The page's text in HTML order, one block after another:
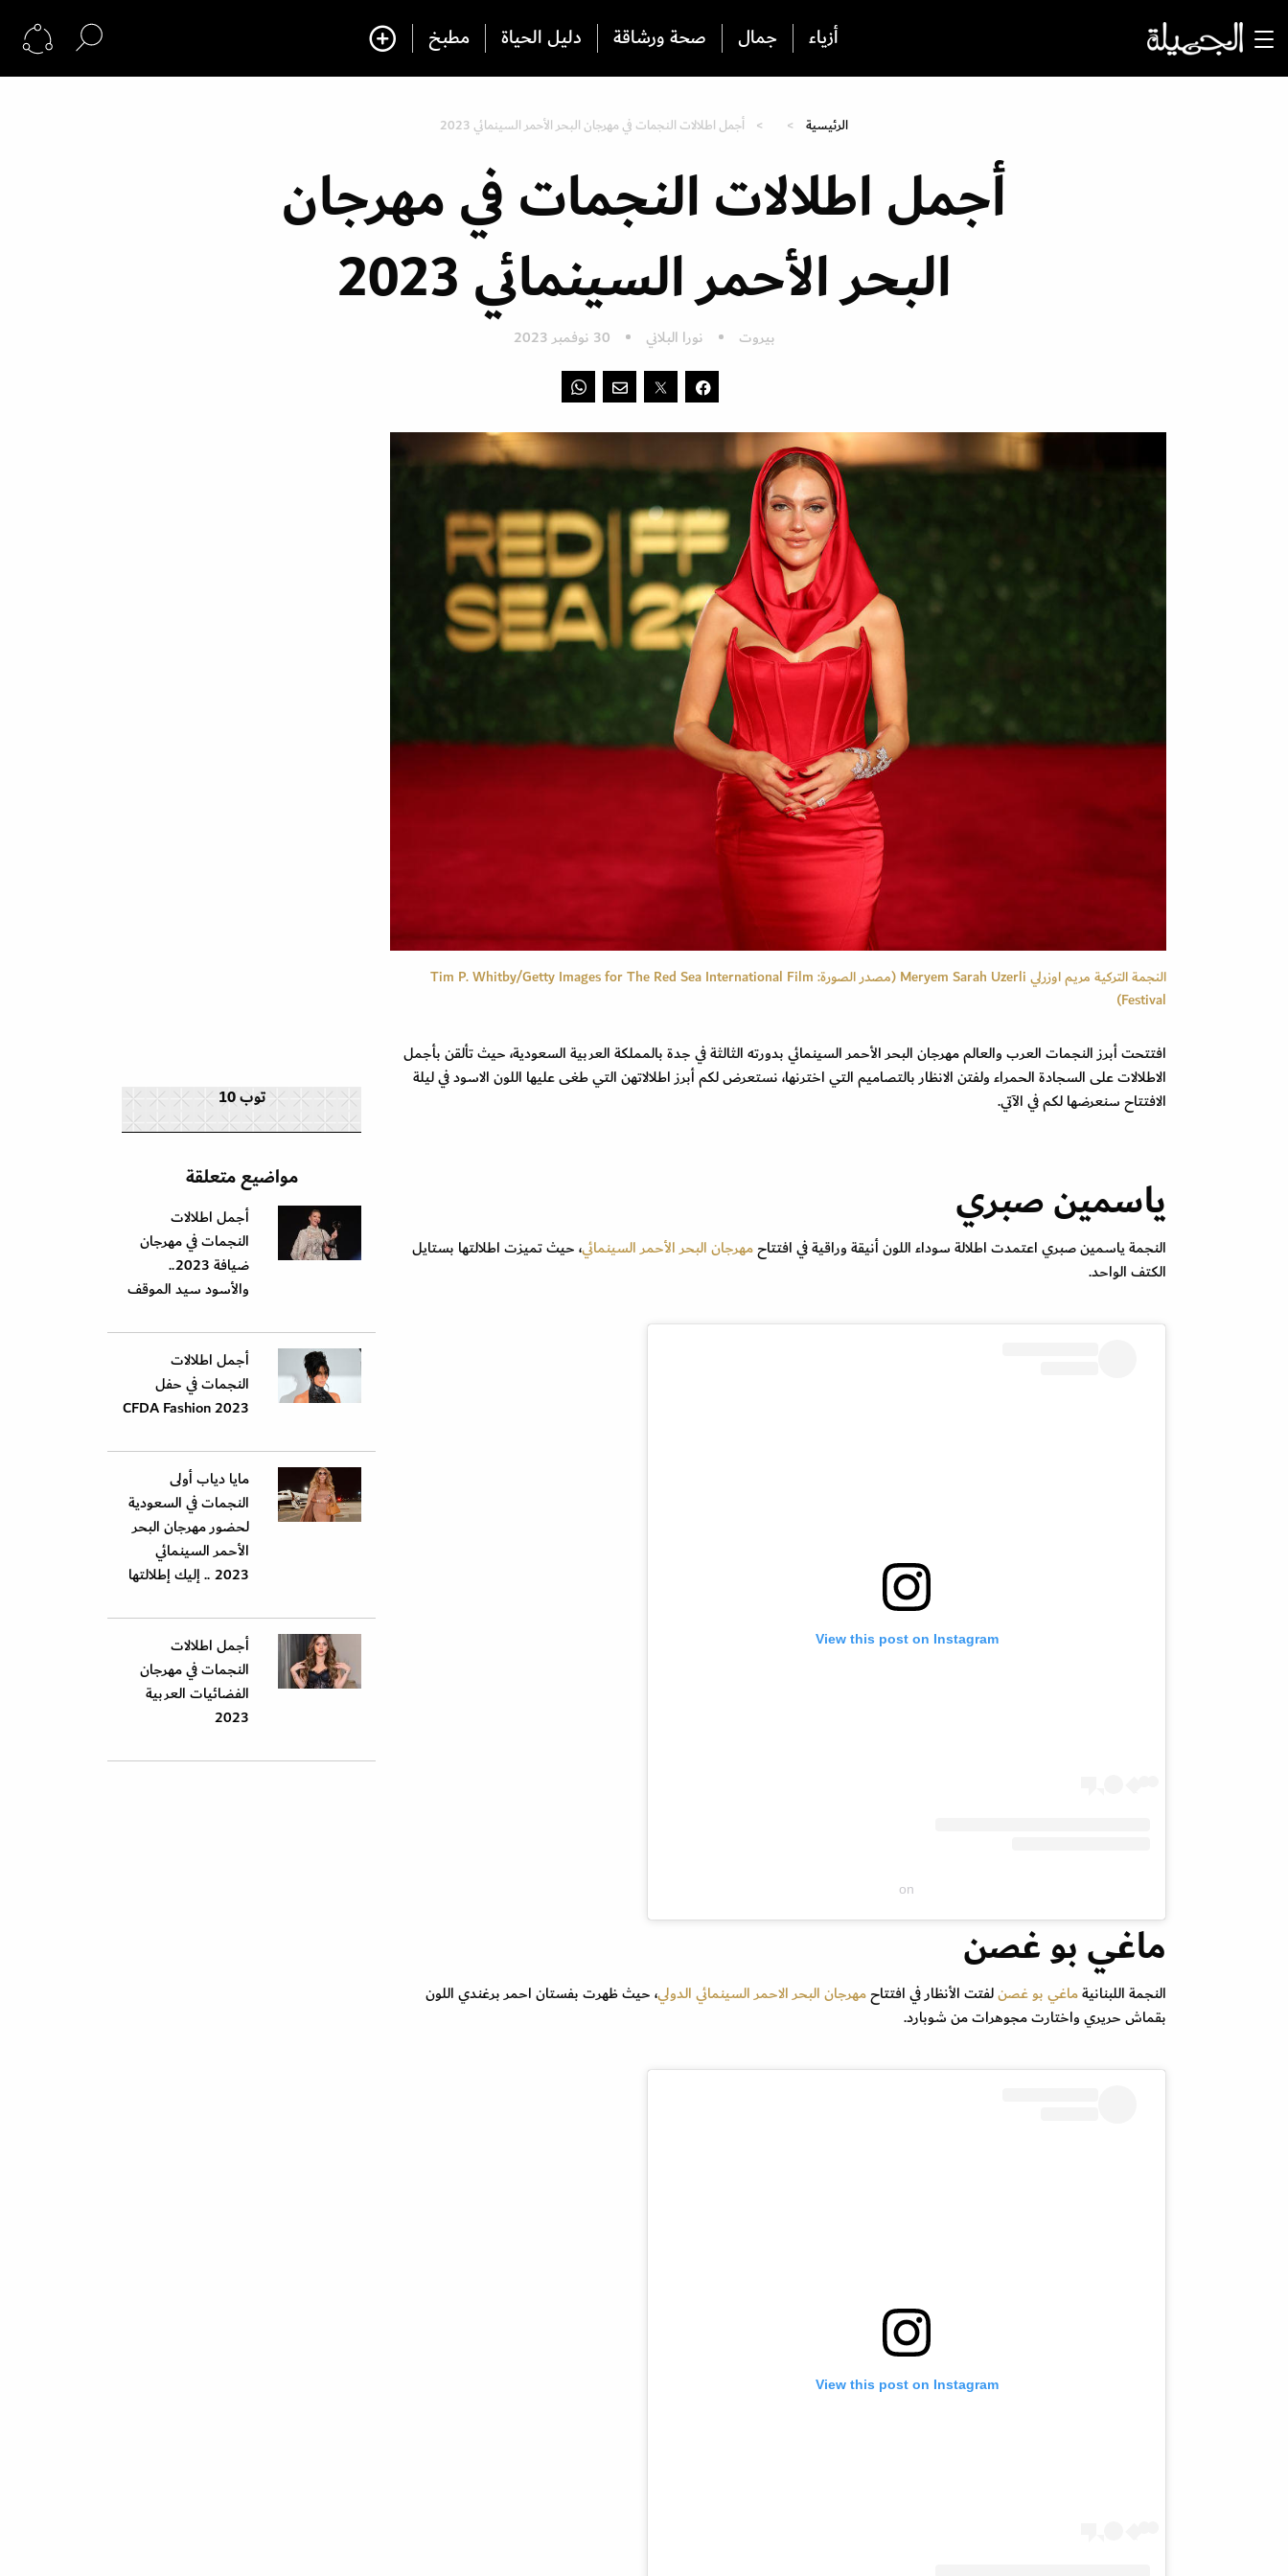
أزياء جمال صحة ورشاقة دليل الحياة مطبخ
الرئيسية أجمل اطلالات النجمات في مهرجان البحر الأحمر السينمائي 2023
أجمل اطلالات النجمات في مهرجان
البحر الأحمر السينمائي 2023
بيروت نورا البلاني 30 نوفمبر 2023
النجمة التركية مريم اوزرلي Meryem Sarah Uzerli (مصدر الصورة: Tim P. Whitby/Getty Images for The Red Sea International Film
Festival)
افتتحت أبرز النجمات العرب والعالم مهرجان البحر الأحمر السينمائي بدورته الثالثة في جدة بالمملكة العربية السعودية، حيث تألقن بأجمل
الاطلالات على السجادة الحمراء ولفتن الانظار بالتصاميم التي اخترنها، نستعرض لكم أبرز اطلالاتهن التي طغى عليها اللون الاسود في ليلة
الافتتاح سنعرضها لكم في الآتي.
ياسمين صبري
النجمة ياسمين صبري اعتمدت اطلالة سوداء اللون أنيقة وراقية في افتتاحمهرجان البحر الأحمر السينمائي، حيث تميزت اطلالتها بستايل
الكتف الواحد.
View this post on Instagram
on
ماغي بو غصن
النجمة اللبنانيةماغي بو غصنلفتت الأنظار في افتتاحمهرجان البحر الاحمر السينمائي الدولي، حيث ظهرت بفستان احمر برغندي اللون
بقماش حريري واختارت مجوهرات من شوبارد.
View this post on Instagram
توب 10
مواضيع متعلقة
أجمل اطلالات
النجمات في مهرجان
ضيافة 2023..
والأسود سيد الموقف
أجمل اطلالات
النجمات في حفل
CFDA Fashion 2023
مايا دياب أولى
النجمات في السعودية
لحضور مهرجان البحر
الأحمر السينمائي
2023 .. إليك إطلالتها
أجمل اطلالات
النجمات في مهرجان
الفضائيات العربية
2023